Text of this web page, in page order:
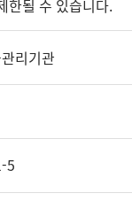
한될 수 있습니다.
리기관
5